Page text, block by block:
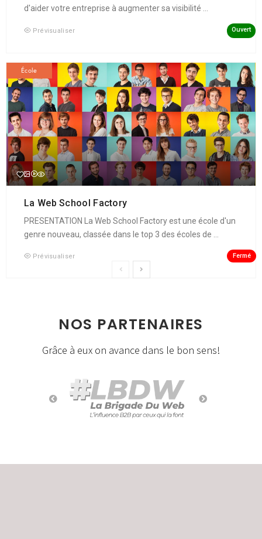
d'aider votre entreprise à augmenter sa visibilité ...
Prévisualiser Ouvert
École
La Web School Factory
PRESENTATION La Web School Factory est une école d'un
genre nouveau, classée dans le top 3 des écoles de ...
Prévisualiser Fermé
NOS PARTENAIRES
Grâce à eux on avance dans le bon sens!